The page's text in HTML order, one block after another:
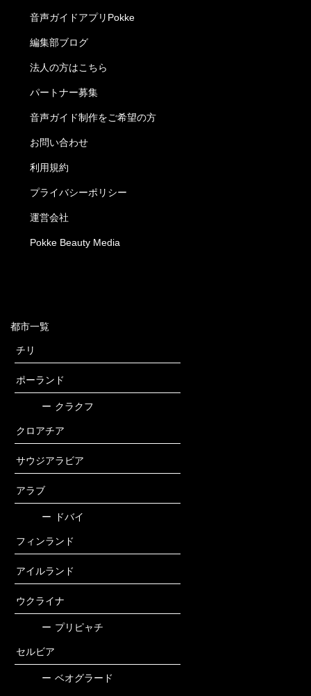
音声ガイドアプリPokke
編集部ブログ
法人の方はこちら
パートナー募集
音声ガイド制作をご希望の方
お問い合わせ
利用規約
プライバシーポリシー
運営会社
Pokke Beauty Media
都市一覧
チリ
ポーランド
ー クラクフ
クロアチア
サウジアラビア
アラブ
ー ドバイ
フィンランド
アイルランド
ウクライナ
ー プリピャチ
セルビア
ー ベオグラード